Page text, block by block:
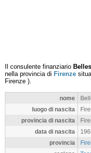
Il consulente finanziario
nella provincia di Firenze
Firenze ).
nome
luogo di nascita
provincia di nascita
data di nascita
provincia